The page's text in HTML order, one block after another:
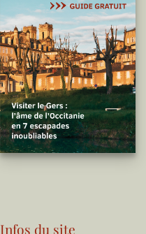
Infos du site